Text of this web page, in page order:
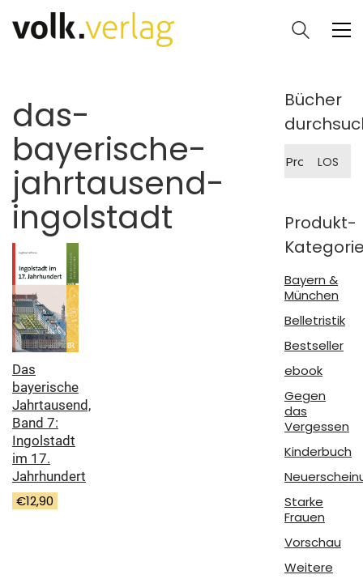
das-
bayerische-
jahrtausend-
ingolstadt
Das
bayerische
Jahrtausend,
Band 7:
Ingolstadt
im 17.
Jahrhundert
€12,90
Bücher
nach:
LOS
Produkt-
Bayern &
München
Belletristik
Bestseller
ebook
Gegen
das
Vergessen
Kinderbuch
Starke
Frauen
Vorschau
Weitere